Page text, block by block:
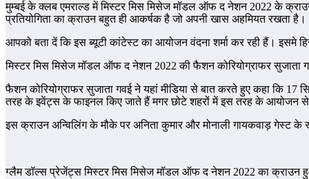
मुम्बई के क्लब एमराल्ड में मिस्टर मिस मिसेज मॉडल ऑफ द नेशन 2022 के
प्रतियोगिता का क्राउन बहुत ही आकर्षक है जो अपनी खास अहमियत रखता है।
आपको बता दें कि इस ब्यूटी कांटेस्ट का आयोजन वंदना शर्मा कर रही हैं। इसमे
मिस्टर मिस मिसेज मॉडल ऑफ द नेशन 2022 की फैशन कोरियोग्राफर सुजाता
फैशन कोरियोग्राफर सुजाता गवई ने यहां मीडिया से बात करते हुए कहा कि
तरह के इवेंट्स के फाइनल किए जाते हैं मगर छोटे शहरों में इस तरह के आयोजन से
इस क्राउन अन्विलिंग के मौके पर अनिता कुमार और मोनाली गायकवाड़ गेस्ट
ग्लैम डॉल्स प्रेजेंट्स मिस्टर मिस मिसेज मॉडल ऑफ द नेशन 2022 का क्राउन